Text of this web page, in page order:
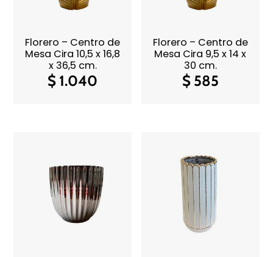
Florero – Centro de
Mesa Cira 10,5 x 16,8
x 36,5 cm.
$ 1.040
Florero – Centro de
Mesa Cira 9,5 x 14 x
30 cm.
$585